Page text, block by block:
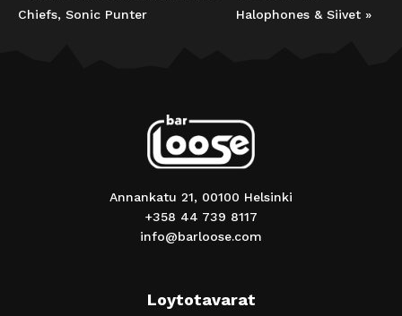
Chiefs, Sonic Punter
Halophones & Siivet »
Annankatu 21, 00100 Helsinki
+358 44 739 8117
info@barloose.com
Loytotavarat